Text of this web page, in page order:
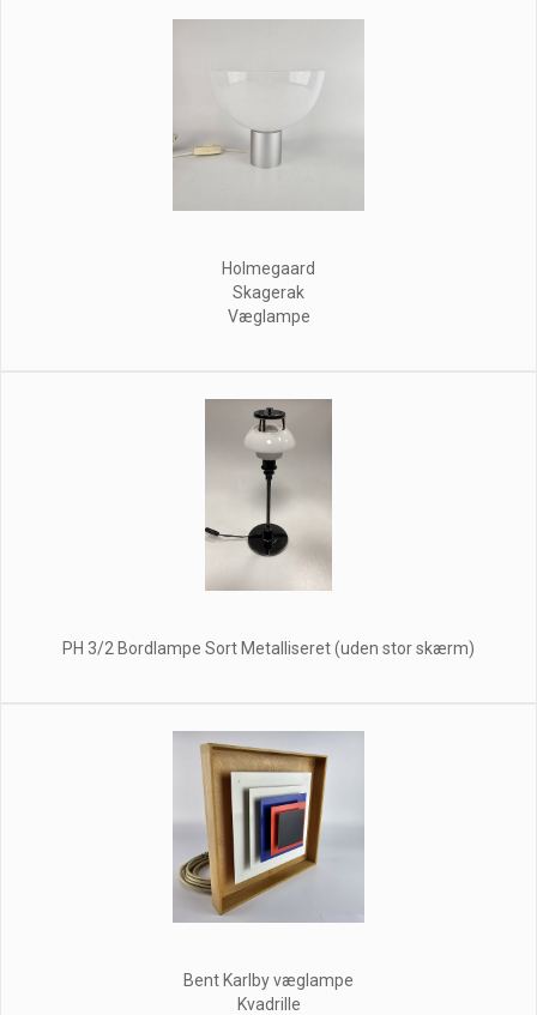
Holmegaard
Skagerak
Væglampe
PH 3/2 Bordlampe Sort Metalliseret (uden stor skærm)
Bent Karlby væglampe
Kvadrille